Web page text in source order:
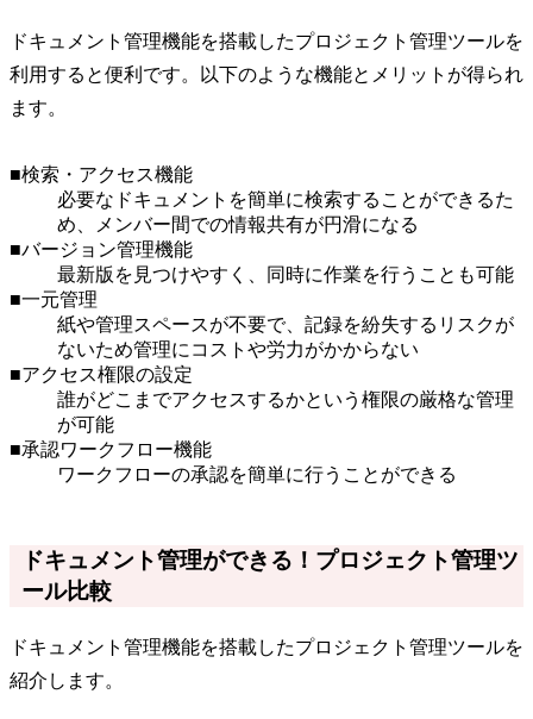
ドキュメント管理機能を搭載したプロジェクト管理ツールを
利用すると便利です。以下のような機能とメリットが得られ
ます。
■検索・アクセス機能
必要なドキュメントを簡単に検索することができるた
め、メンバー間での情報共有が円滑になる
■バージョン管理機能
最新版を見つけやすく、同時に作業を行うことも可能
■一元管理
紙や管理スペースが不要で、記録を紛失するリスクが
ないため管理にコストや労力がかからない
■アクセス権限の設定
誰がどこまでアクセスするかという権限の厳格な管理
が可能
■承認ワークフロー機能
ワークフローの承認を簡単に行うことができる
ドキュメント管理ができる！プロジェクト管理ツ
ール比較
ドキュメント管理機能を搭載したプロジェクト管理ツールを
紹介します。